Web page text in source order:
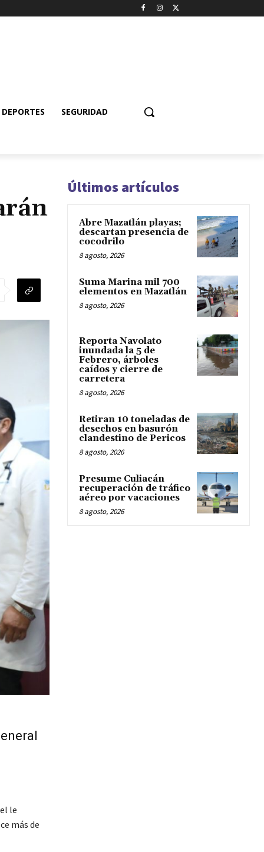
DEPORTES SEGURIDAD
le
más de
Últimos artículos
Abre Mazatlán playas;
descartan presencia de
cocodrilo
8 agosto, 2026
Suma Marina mil 700
elementos en Mazatlán
8 agosto, 2026
Reporta Navolato
inundada la 5 de
Febrero, árboles
caídos y cierre de
carretera
8 agosto, 2026
Retiran 10 toneladas de
desechos en basurón
clandestino de Pericos
8 agosto, 2026
Presume Culiacán
recuperación de tráfico
aéreo por vacaciones
8 agosto, 2026